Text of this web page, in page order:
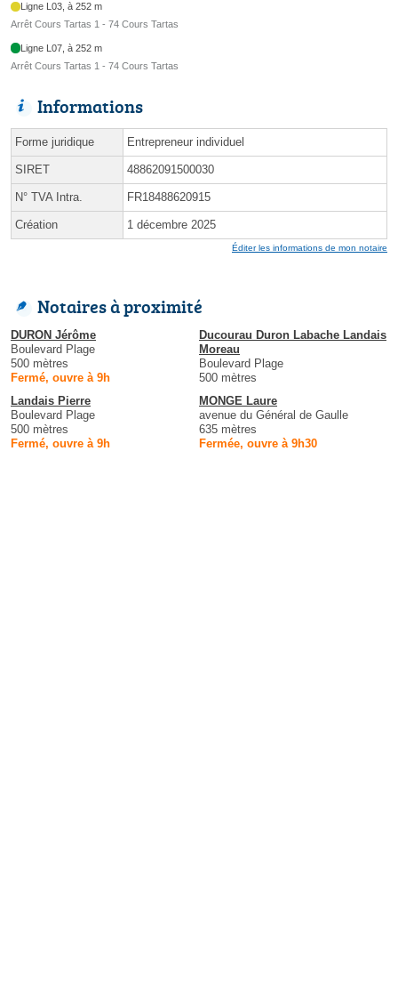
Ligne L03, à 252 m
Arrêt Cours Tartas 1 - 74 Cours Tartas
Ligne L07, à 252 m
Arrêt Cours Tartas 1 - 74 Cours Tartas
Informations
Forme juridique Entrepreneur individuel
SIRET 48862091500030
N° TVA Intra. FR18488620915
Création 1 décembre 2025
Éditer les informations de mon notaire
Notaires à proximité
DURON Jérôme
Boulevard Plage
500 mètres
Fermé, ouvre à 9h
Ducourau Duron Labache Landais
Moreau
Boulevard Plage
500 mètres
Landais Pierre
Boulevard Plage
500 mètres
Fermé, ouvre à 9h
MONGE Laure
avenue du Général de Gaulle
635 mètres
Fermée, ouvre à 9h30